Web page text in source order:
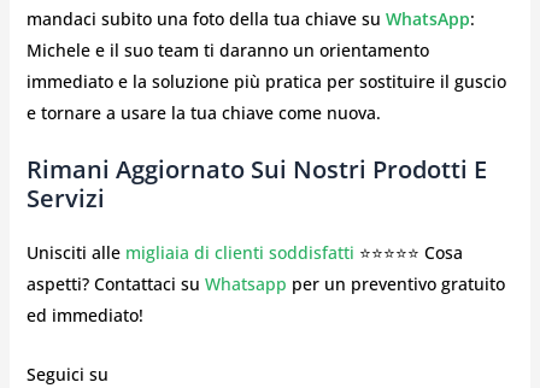
mandaci subito una foto della tua chiave su WhatsApp:
Michele e il suo team ti daranno un orientamento
immediato e la soluzione più pratica per sostituire il guscio
e tornare a usare la tua chiave come nuova.
Rimani Aggiornato Sui Nostri Prodotti E
Servizi
Unisciti alle migliaia di clienti soddisfatti ⭐⭐⭐⭐⭐ Cosa
aspetti? Contattaci su Whatsapp per un preventivo gratuito
ed immediato!
Seguici su